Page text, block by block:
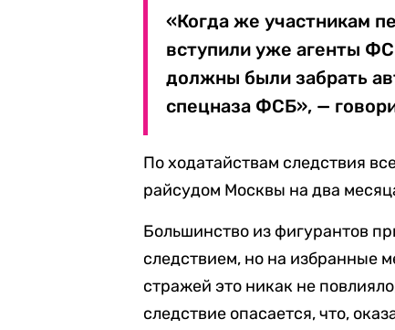
«Когда же участникам
вступили уже агенты
должны были забрать
спецназа ФСБ», —
По ходатайствам следствия
райсудом Москвы на два
Большинство из фигурантов
следствием, но на избранные
стражей это никак не
следствие опасается, что,